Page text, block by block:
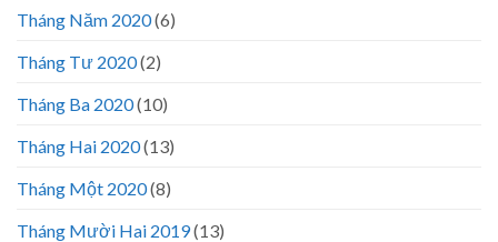
Tháng Năm 2020(6)
Tháng Tư 2020(2)
Tháng Ba 2020(10)
Tháng Hai 2020(13)
Tháng Một 2020(8)
Tháng Mười Hai 2019(13)